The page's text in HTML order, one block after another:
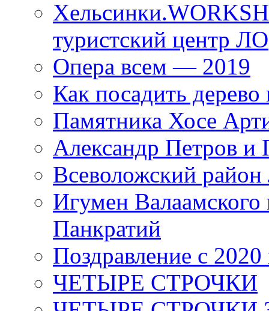
туристский центр ЛО
Опера всем — 2019
Как посадить дерево
Памятника Хосе
Александр Петров и
Всеволожский район
Игумен
Панкратий
Поздравление с 2020
ЧЕТЫРЕ СТРОЧКИ